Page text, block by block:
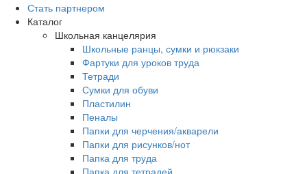
Стать партнером
Каталог
Школьная канцелярия
Школьные ранцы, сумки и рюкзаки
Фартуки для уроков труда
Тетради
Сумки для обуви
Пластилин
Пеналы
Папки для черчения/акварели
Папки для рисунков/нот
Папка для труда
Папка для тетрадей